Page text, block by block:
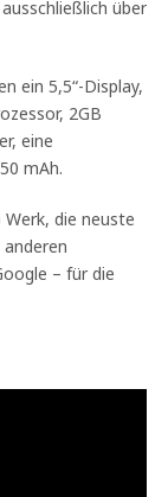
über
ein 5,5“-Display,
2GB
eine
mAh.
die neuste
– für die